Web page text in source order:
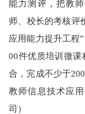
能力测评，把教
师、校长的考核评
应用能力提升工程
00件优质培训微
合，完成不少于
教师信息技术应
司）